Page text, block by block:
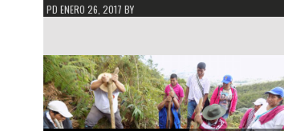
PD ENERO 26, 2017 BY